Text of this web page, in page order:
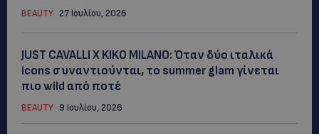
BEAUTY 27 Ιουλίου, 2026
JUST CAVALLI X KIKO MILANO: Όταν δύο ιταλικά
icons συναντιούνται, το summer glam γίνεται
πιο wild από ποτέ
BEAUTY 9 Ιουλίου, 2026